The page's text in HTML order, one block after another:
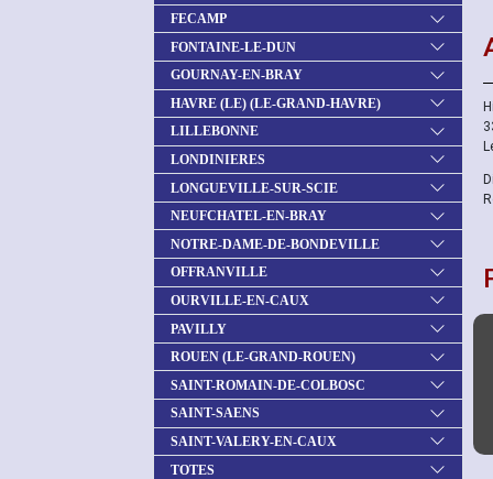
FECAMP
FONTAINE-LE-DUN
GOURNAY-EN-BRAY
HAVRE (LE) (LE-GRAND-HAVRE)
LILLEBONNE
LONDINIERES
LONGUEVILLE-SUR-SCIE
NEUFCHATEL-EN-BRAY
NOTRE-DAME-DE-BONDEVILLE
OFFRANVILLE
OURVILLE-EN-CAUX
PAVILLY
ROUEN (LE-GRAND-ROUEN)
SAINT-ROMAIN-DE-COLBOSC
SAINT-SAENS
SAINT-VALERY-EN-CAUX
TOTES